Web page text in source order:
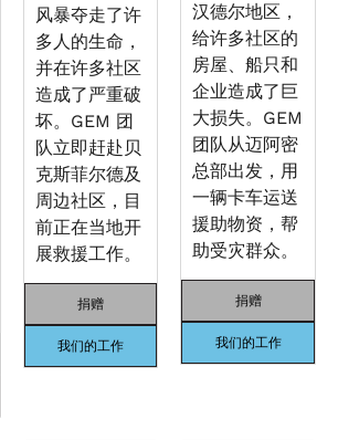
风暴夺走了许
多人的生命，
并在许多社区
造成了严重破
坏。GEM 团
队立即赶赴贝
克斯菲尔德及
周边社区，目
前正在当地开
展救援工作。
捐赠
我们的工作
汉德尔地区，
给许多社区的
房屋、船只和
企业造成了巨
大损失。GEM
团队从迈阿密
总部出发，用
一辆卡车运送
援助物资，帮
助受灾群众。
捐赠
我们的工作